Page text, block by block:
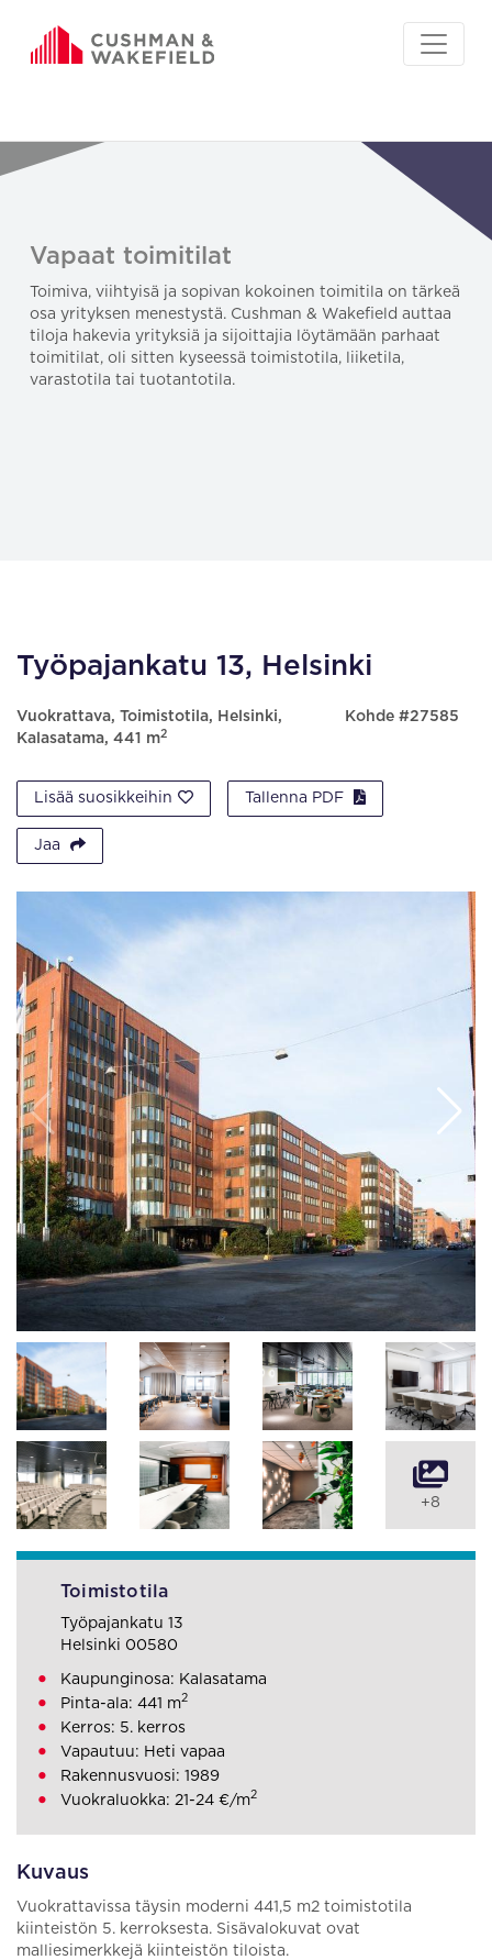
Vapaat toimitilat
Toimiva, viihtyisä ja sopivan kokoinen toimitila on tärkeä
osa yrityksen menestystä. Cushman & Wakefield auttaa
tiloja hakevia yrityksiä ja sijoittajia löytämään parhaat
toimitilat, oli sitten kyseessä toimistotila, liiketila,
varastotila tai tuotantotila.
Työpajankatu 13, Helsinki
Vuokrattava, Toimistotila, Helsinki,
Kalasatama, 441 m2
Kohde #27585
Lisää suosikkeihin Tallenna PDF
Jaa
Kuvaus
Vuokrattavissa täysin moderni 441,5 m2 toimistotila
kiinteistön 5. kerroksesta. Sisävalokuvat ovat
malliesimerkkejä kiinteistön tiloista.
+8
Toimistotila
Työpajankatu 13
Helsinki 00580
Kaupunginosa: Kalasatama
Pinta-ala: 441 m2
Kerros: 5. kerros
Vapautuu: Heti vapaa
Rakennusvuosi: 1989
Vuokraluokka: 21-24 €/m2